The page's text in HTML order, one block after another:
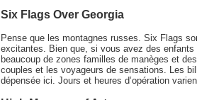
Six Flags Over Georgia
Pense que les montagnes russes. Six Flags
excitantes. Bien que, si vous avez des
beaucoup de zones familles de manèges et
couples et les voyageurs de sensations. Les
dépensée ici. Jours et heures d’opération